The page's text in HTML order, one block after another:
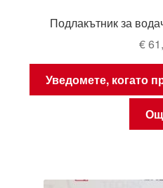
Подлакътник за
€
Уведомете, когато